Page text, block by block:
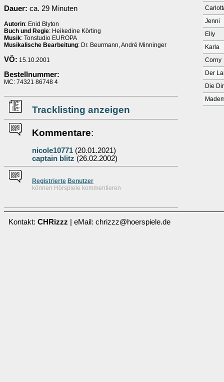
Dauer: ca. 29 Minuten
Autorin: Enid Blyton
Buch und Regie: Heikedine Körting
Musik: Tonstudio EUROPA
Musikalische Bearbeitung: Dr. Beurmann, André Minninger
VÖ: 15.10.2001
Bestellnummer:
MC: 74321 86748 4
Tracklisting anzeigen
Kommentare:
nicole10771 (20.01.2021)
captain blitz (26.02.2002)
Registrierte Benutzer
können Hörspiele kommentieren
Jenni
Elly
Karla
Corny
Der
Die
Kontakt: CHRizzz | eMail: chrizzz@hoerspiele.de